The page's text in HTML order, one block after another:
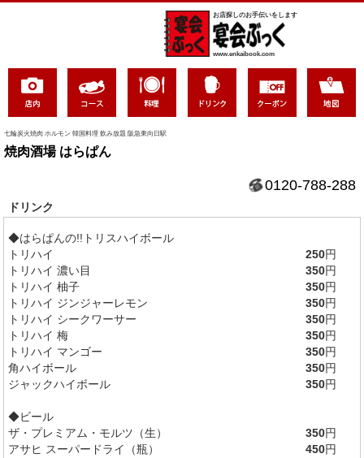
お店探しのお手伝いをします
www.enkaibook.com
0120-788-288
七輪炭火焼肉 ホルモン 韓国料理 飲み放題 阪急東向日駅
焼肉酒場 はらぱん
ドリンク
◆はらぱんの!!トリスハイボール
トリハイ
250円
トリハイ 濃い目
350円
トリハイ 柚子
350円
トリハイ ジンジャーレモン
350円
トリハイ シークワーサー
350円
トリハイ 梅
350円
トリハイ マンゴー
350円
角ハイボール
350円
ジャックハイボール
350円
◆ビール
ザ・プレミアム・モルツ（生）
350円
アサヒ スーパードライ（瓶）
450円